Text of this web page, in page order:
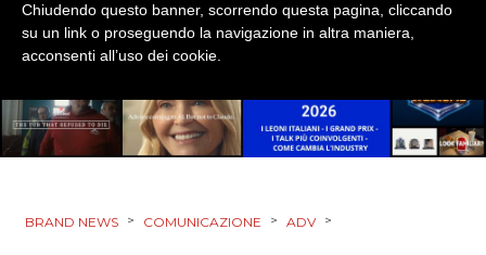
PRODOTTI
PUNTI VENDITA
CSR
BRAND NEWS > COMUNICAZIONE > ADV >
Chiudendo questo banner, scorrendo questa pagina, cliccando
su un link o proseguendo la navigazione in altra maniera,
acconsenti all’uso dei cookie.